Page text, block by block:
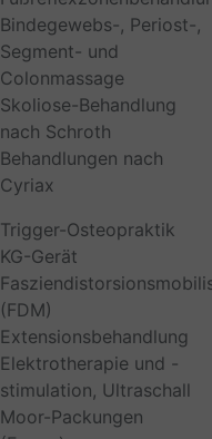
Bindegewebs-, Periost-,
Segment- und
Colonmassage
Skoliose-Behandlung
nach Schroth
Behandlungen nach
Cyriax
Trigger-Osteopraktik
KG-Gerät
(FDM)
Extensionsbehandlung
Elektrotherapie und -
stimulation, Ultraschall
Moor-Packungen